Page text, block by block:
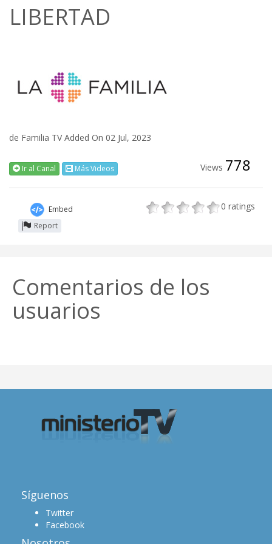
LIBERTAD
de Familia TVAdded On 02 Jul, 2023
Ir al Canal Más Videos Views 778
Embed
Report
0 ratings
Comentarios de los
usuarios
Síguenos
Twitter
Facebook